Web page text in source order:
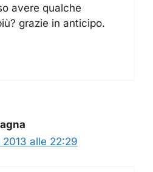
avere qualche
grazie in anticipo.
alle 22:29